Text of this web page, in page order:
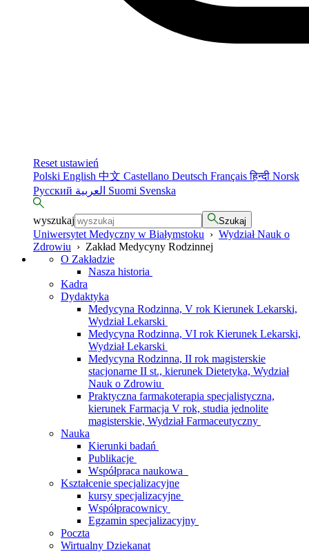
Reset ustawień
Polski English 中文 Castellano Deutsch Françaisहिन्दी Norsk
Русский
Suomi Svenska
wyszukaj Szukaj
Uniwersytet Medyczny w Białymstoku › Wydział Nauk o
Zdrowiu › Zakład Medycyny Rodzinnej
O Zakładzie
Nasza historia
Kadra
Dydaktyka
Medycyna Rodzinna, V rok Kierunek Lekarski,
Wydział Lekarski
Medycyna Rodzinna, VI rok Kierunek Lekarski,
Wydział Lekarski
Medycyna Rodzinna, II rok magisterskie
stacjonarne II st., kierunek Dietetyka, Wydział
Nauk o Zdrowiu
Praktyczna farmakoterapia specjalistyczna,
kierunek Farmacja V rok, studia jednolite
magisterskie, Wydział Farmaceutyczny
Nauka
Kierunki badań
Publikacje
Współpraca naukowa
Kształcenie specjalizacyjne
kursy specjalizacyjne
Współpracownicy
Egzamin specjalizacyjny
Poczta
Wirtualny Dziekanat